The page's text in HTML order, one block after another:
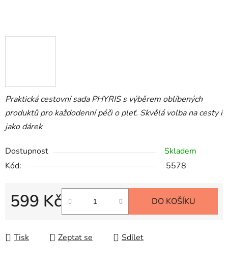
Praktická cestovní sada PHYRIS s výběrem oblíbených
produktů pro každodenní péči o pleť. Skvělá volba na cesty i
jako dárek
Dostupnost
Skladem
Kód:
5578
599 Kč DO KOŠÍKU
Tisk Zeptat se Sdílet